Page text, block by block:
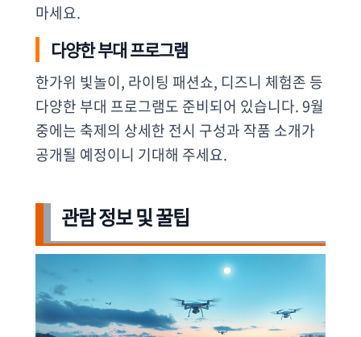
마세요.
다양한 부대 프로그램
한가위 빛놀이, 라이팅 패션쇼, 디즈니 체험존 등
다양한 부대 프로그램도 준비되어 있습니다. 9월
중에는 축제의 상세한 전시 구성과 작품 소개가
공개될 예정이니 기대해 주세요.
관람 정보 및 꿀팁